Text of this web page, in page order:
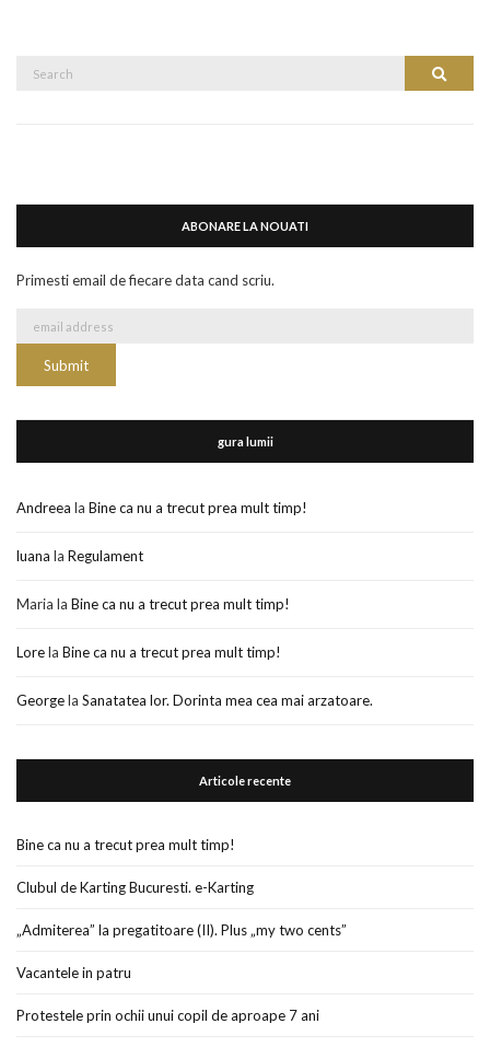
Search
ABONARE LA NOUATI
Primesti email de fiecare data cand scriu.
gura lumii
Andreea la Bine ca nu a trecut prea mult timp!
luana la Regulament
Maria la Bine ca nu a trecut prea mult timp!
Lorela Bine ca nu a trecut prea mult timp!
Georgela Sanatatea lor. Dorinta mea cea mai arzatoare.
Articole recente
Bine ca nu a trecut prea mult timp!
Clubul de Karting Bucuresti. e-Karting
„Admiterea” la pregatitoare (II). Plus „my two cents”
Vacantele in patru
Protestele prin ochii unui copil de aproape 7 ani